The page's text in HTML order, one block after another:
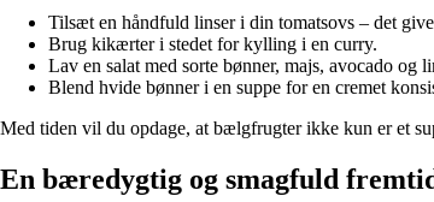
Tilsæt en håndfuld linser i din tomatsovs – det
Brug kikærter i stedet for kylling i en curry.
Lav en salat med sorte bønner, majs, avocado og
Blend hvide bønner i en suppe for en cremet
Med tiden vil du opdage, at bælgfrugter ikke kun er et
En bæredygtig og smagfuld